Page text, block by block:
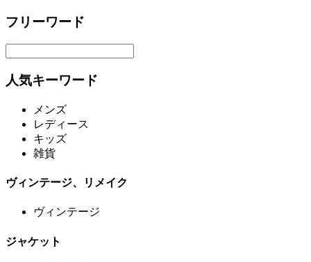
フリーワード
人気キーワード
メンズ
レディース
キッズ
雑貨
ヴィンテージ、リメイク
ヴィンテージ
ジャケット